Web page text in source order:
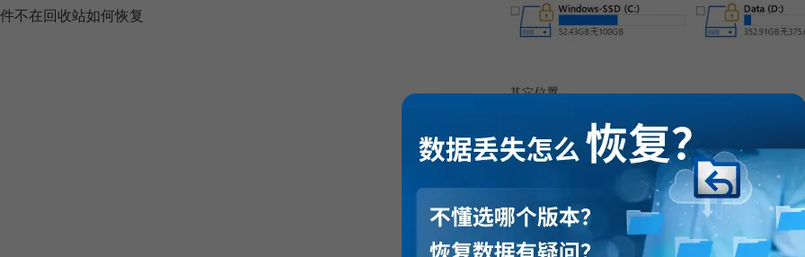
件不在回收站如何恢复
图3：选择